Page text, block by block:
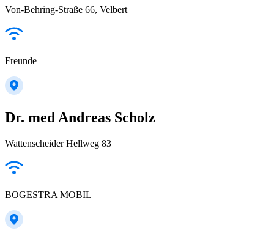
Von-Behring-Straße 66, Velbert
Freunde
Dr. med Andreas Scholz
Wattenscheider Hellweg 83
BOGESTRA MOBIL